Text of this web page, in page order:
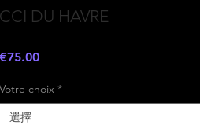
CCI DU HAVRE
€75.00價
Votre choix *
選擇